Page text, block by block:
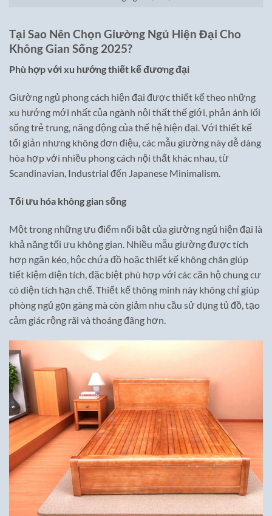
Tại Sao Nên Chọn Giường Ngủ Hiện Đại Cho
Không Gian Sống 2025?
Phù hợp với xu hướng thiết kế đương đại
Giường ngủ phong cách hiện đại được thiết kế theo những
xu hướng mới nhất của ngành nội thất thế giới, phản ánh lối
sống trẻ trung, năng động của thế hệ hiện đại. Với thiết kế
tối giản nhưng không đơn điệu, các mẫu giường này dễ dàng
hòa hợp với nhiều phong cách nội thất khác nhau, từ
Scandinavian, Industrial đến Japanese Minimalism.
Tối ưu hóa không gian sống
Một trong những ưu điểm nổi bật của giường ngủ hiện đại là
khả năng tối ưu không gian. Nhiều mẫu giường được tích
hợp ngăn kéo, hộc chứa đồ hoặc thiết kế không chân giúp
tiết kiệm diện tích, đặc biệt phù hợp với các căn hộ chung cư
có diện tích hạn chế. Thiết kế thông minh này không chỉ giúp
phòng ngủ gọn gàng mà còn giảm nhu cầu sử dụng tủ đồ, tạo
cảm giác rộng rãi và thoáng đãng hơn.